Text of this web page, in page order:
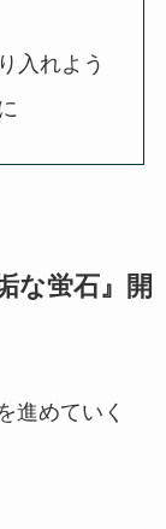
入れよう
な蛍石』開
進めていく